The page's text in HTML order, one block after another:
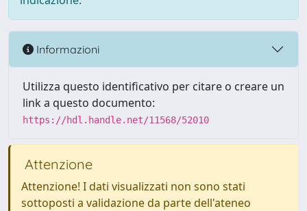
Informazioni
Utilizza questo identificativo per citare o creare un
link a questo documento:
https://hdl.handle.net/11568/52010
Attenzione
Attenzione! I dati visualizzati non sono stati
sottoposti a validazione da parte dell'ateneo